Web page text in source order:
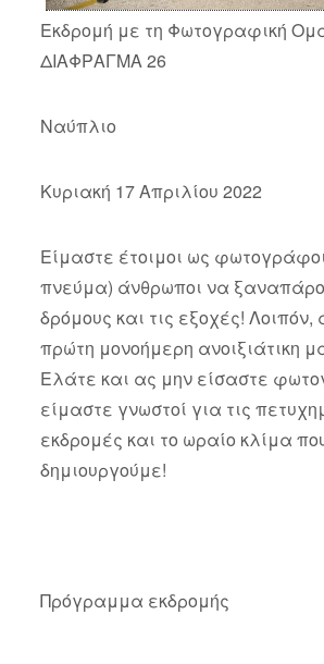
Εκδρομή με τη Φωτογραφική
ΔΙΑΦΡΑΓΜΑ 26
Ναύπλιο
Κυριακή 17 Απριλίου 2022
Είμαστε έτοιμοι ως
πνεύμα) άνθρωποι να
δρόμους και τις εξοχές! Λοιπόν,
πρώτη μονοήμερη ανοιξιάτικη
Ελάτε και ας μην είσαστε
είμαστε γνωστοί για τις
εκδρομές και το ωραίο κλίμα
δημιουργούμε!
Πρόγραμμα εκδρομής